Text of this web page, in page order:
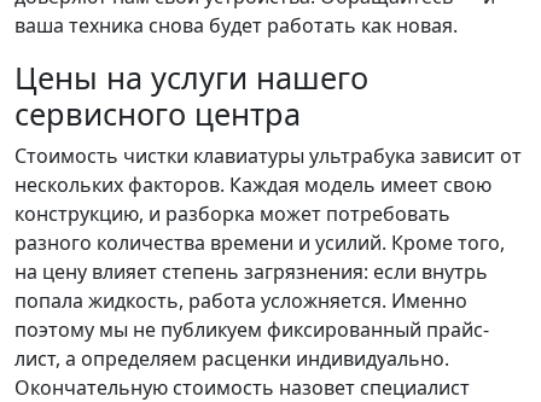
ваша техника снова будет работать как новая.
Цены на услуги нашего
сервисного центра
Стоимость чистки клавиатуры ультрабука зависит от
нескольких факторов. Каждая модель имеет свою
конструкцию, и разборка может потребовать
разного количества времени и усилий. Кроме того,
на цену влияет степень загрязнения: если внутрь
попала жидкость, работа усложняется. Именно
поэтому мы не публикуем фиксированный прайс-
лист, а определяем расценки индивидуально.
Окончательную стоимость назовет специалист